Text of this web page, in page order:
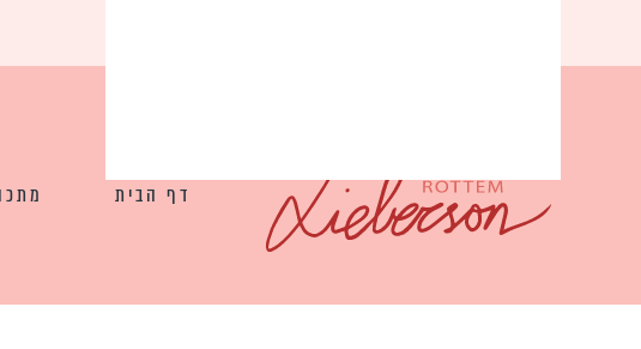
דף הבית